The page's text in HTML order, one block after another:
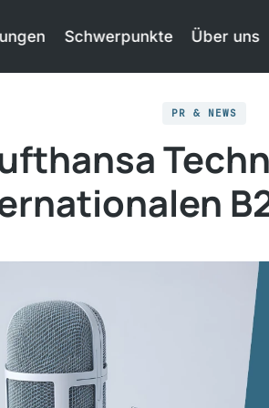
Schwerpunkte Über uns
PR & NEWS